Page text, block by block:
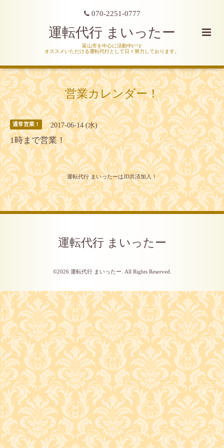
070-2251-0777
運転代行 まいったー
富山市を中心に活動中(^^)/
オススメいただける運転代行として日々努力しております。
営業カレンダー！
通常営業！ 2017-06-14 (水)
1時まで営業！
運転代行 まいったーはJD共済加入！
運転代行 まいったー
©2026 運転代行 まいったー . All Rights Reserved.